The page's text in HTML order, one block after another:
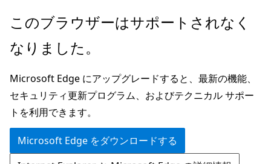
メ
ン
ン
テ
ン
ツ
に
このブラウザーはサポートされなく
なりました。
Microsoft Edge にアップグレードすると、最新の機能、
セキュリティ更新プログラム、およびテクニカル サポー
トを利用できます。
Microsoft Edge をダウンロードする